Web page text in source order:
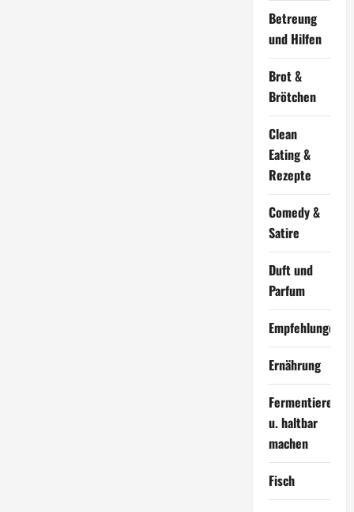
Betreung
und Hilfen
Brot &
Brötchen
Clean
Eating &
Rezepte
Comedy &
Satire
Duft und
Parfum
Empfehlungen
Ernährung
Fermentieren
u. haltbar
machen
Fisch